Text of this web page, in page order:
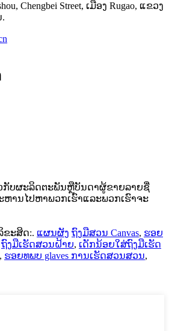
Chengbei Street, ເມືອງ Rugao, ແຂວງ
.
ກັບຜະລິດຕະພັນຫຼືບັນດາຜູ້ຂາຍລາຍຊື່
ຫານໄປຫາພວກເຮົາແລະພວກເຮົາຈະ
ຂະສິດ:. ແຜນຜັງ ຖົງມືສວນ Canvas, ຮອຍ
ຖົງມືເຮັດສວນຝ້າຍ, ເດັກນ້ອຍໃສ່ຖົງມືເຮັດ
, ຮອຍທພບ glaves ການເຮັດສວນສວນ,